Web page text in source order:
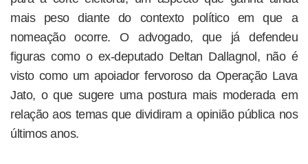
mais peso diante do contexto político em que a
nomeação ocorre. O advogado, que já defendeu
figuras como o ex-deputado Deltan Dallagnol, não é
visto como um apoiador fervoroso da Operação Lava
Jato, o que sugere uma postura mais moderada em
relação aos temas que dividiram a opinião pública nos
últimos anos.